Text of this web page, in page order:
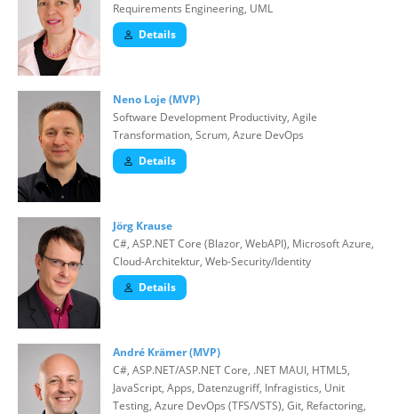
Requirements Engineering, UML
Details
Neno Loje (MVP)
Software Development Productivity, Agile
Transformation, Scrum, Azure DevOps
Details
Jörg Krause
C#, ASP.NET Core (Blazor, WebAPI), Microsoft Azure,
Cloud-Architektur, Web-Security/Identity
Details
André Krämer (MVP)
C#, ASP.NET/ASP.NET Core, .NET MAUI, HTML5,
JavaScript, Apps, Datenzugriff, Infragistics, Unit
Testing, Azure DevOps (TFS/VSTS), Git, Refactoring,